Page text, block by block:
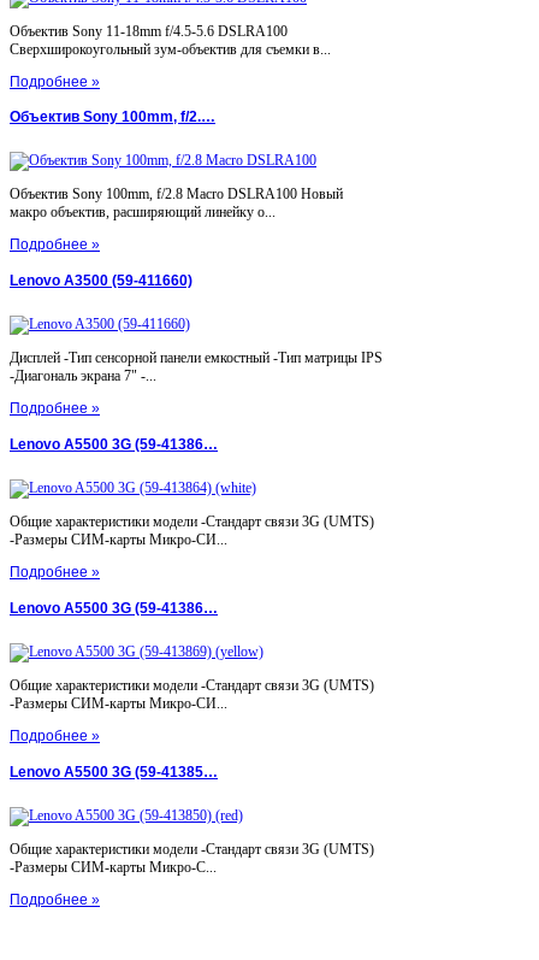
Объектив Sony 11-18mm f/4.5-5.6 DSLRA100
Сверхширокоугольный зум-объектив для съемки в...
Подробнее »
Объектив Sony 100mm, f/2.…
Объектив Sony 100mm, f/2.8 Macro DSLRA100 Новый
макро объектив, расширяющий линейку о...
Подробнее »
Lenovo A3500 (59-411660)
Дисплей -Тип сенсорной панели емкостный -Тип матрицы IPS
-Диагональ экрана 7" -...
Подробнее »
Lenovo A5500 3G (59-41386…
Общие характеристики модели -Стандарт связи 3G (UMTS)
-Размеры СИМ-карты Микро-СИ...
Подробнее »
Lenovo A5500 3G (59-41386…
Общие характеристики модели -Стандарт связи 3G (UMTS)
-Размеры СИМ-карты Микро-СИ...
Подробнее »
Lenovo A5500 3G (59-41385…
Общие характеристики модели -Стандарт связи 3G (UMTS)
-Размеры СИМ-карты Микро-С...
Подробнее »